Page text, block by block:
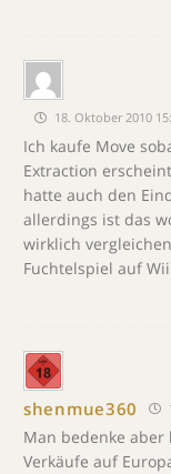
18. Oktober 2010
Ich kaufe Move
Extraction
hatte auch den
allerdings ist das
wirklich
Fuchtelspiel auf
shenmue360
Man bedenke
Verkäufe auf